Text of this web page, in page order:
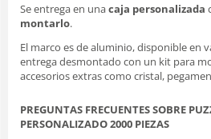
Se entrega en unacaja personalizada
montarlo.
El marco es de aluminio, disponible en
entrega desmontado con un kit para
accesorios extras como cristal,
PREGUNTAS FRECUENTES SOBRE
PERSONALIZADO 2000 PIEZAS